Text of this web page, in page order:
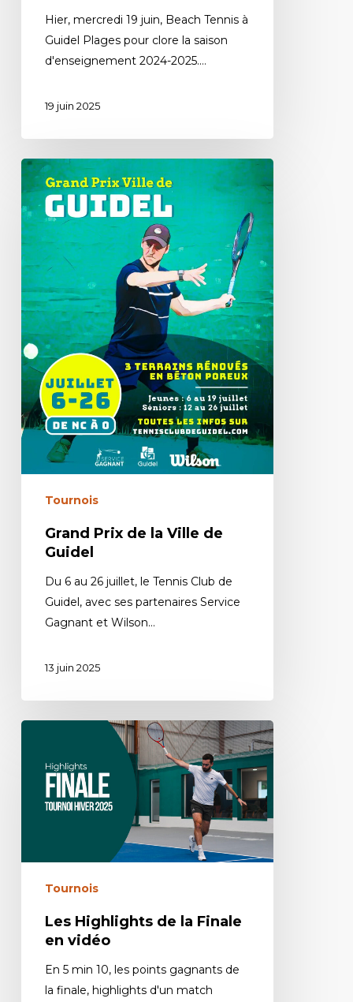
Hier, mercredi 19 juin, Beach Tennis à
Guidel Plages pour clore la saison
d'enseignement 2024-2025.…
19 juin 2025
Tournois
Grand Prix de la Ville de
Guidel
Du 6 au 26 juillet, le Tennis Club de
Guidel, avec ses partenaires Service
Gagnant et Wilson…
13 juin 2025
Tournois
Les Highlights de la Finale
en vidéo
En 5 min 10, les points gagnants de
la finale, highlights d'un match